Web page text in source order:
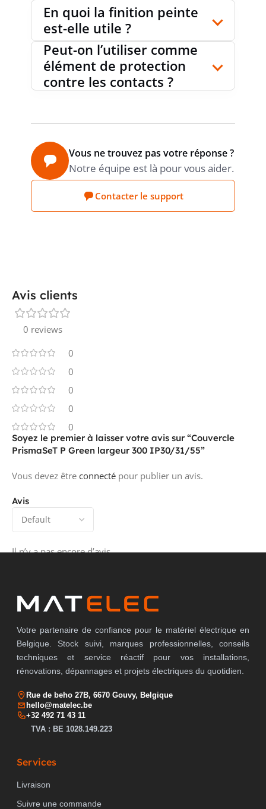
En quoi la finition peinte
est-elle utile ?
Peut-on l’utiliser comme
élément de protection
contre les contacts ?
Vous ne trouvez pas votre réponse ?
Notre équipe est là pour vous aider.
Contacter le support
Avis clients
0 reviews
0
0
0
0
0
Avis
Il n’y a pas encore d’avis.
Soyez le premier à laisser votre avis sur “Couvercle
PrismaSeT P Green largeur 300 IP30/31/55”
Vous devez être connecté pour publier un avis.
Votre partenaire de confiance pour le matériel électrique en
Belgique. Stock suivi, marques professionnelles, conseils
techniques et service réactif pour vos installations,
rénovations, dépannages et projets électriques du quotidien.
Rue de beho 27B, 6670 Gouvy, Belgique
hello@matelec.be
+32 492 71 43 11
TVA : BE 1028.149.223
Services
Livraison
Suivre une commande